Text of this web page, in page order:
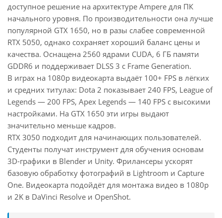
доступное решение на архитектуре Ampere для ПК
начального уровня. По производительности она лучше
популярной GTX 1650, но в разы слабее современной
RTX 5050, однако сохраняет хороший баланс цены и
качества. Оснащена 2560 ядрами CUDA, 6 ГБ памяти
GDDR6 и поддерживает DLSS 3 с Frame Generation.
В играх на 1080p видеокарта выдаёт 100+ FPS в лёгких
и средних титулах: Dota 2 показывает 240 FPS, League of
Legends — 200 FPS, Apex Legends — 140 FPS с высокими
настройками. На GTX 1650 эти игры выдают
значительно меньше кадров.
RTX 3050 подходит для начинающих пользователей.
Студенты получат инструмент для обучения основам
3D-графики в Blender и Unity. Фрилансеры ускорят
базовую обработку фотографий в Lightroom и Capture
One. Видеокарта подойдёт для монтажа видео в 1080p
и 2K в DaVinci Resolve и OpenShot.